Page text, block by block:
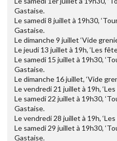
Gastaise.
Le samedi 8 juillet à 19h30,
Gastaise.
Le dimanche 9 juillet ‘Vide
Le jeudi 13 juillet à 19h, ‘Les
Le samedi 15 juillet à 19h30,
Gastaise.
Le dimanche 16 juillet, ‘Vide
Le vendredi 21 juillet à 19h, ‘Les
Le samedi 22 juillet à 19h30,
Gastaise.
Le vendredi 28 juillet à 19h, ‘Les
Le samedi 29 juillet à 19h30,
Gastaise.